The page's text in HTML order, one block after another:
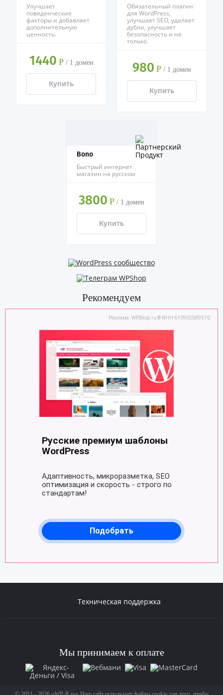
Улучшает
поведенческие
факторы и добавляет
дополнительную
ценность.
1440 Р/ 1 домен
Купить
Обязательный плагин
для WordPress,
улучшает SEO, удаляет
дубли, улучшает
безопасность и не
только.
980 Р / 1 домен
Купить
Bono
Быстрый интернет
магазин на русском
3800 Р / 1 домен
Купить
Рекомендуем
Техническая поддержка
Мы принимаем к оплате